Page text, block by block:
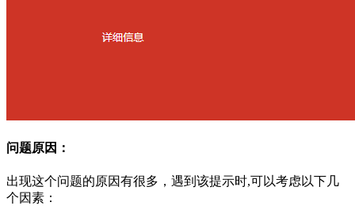
问题原因：
出现这个问题的原因有很多，遇到该提示时,可以考虑以下几
个因素：